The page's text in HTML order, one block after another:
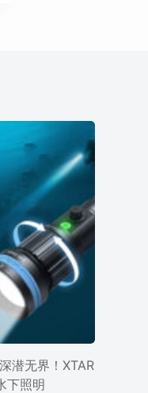
潜无界！XTAR
下照明